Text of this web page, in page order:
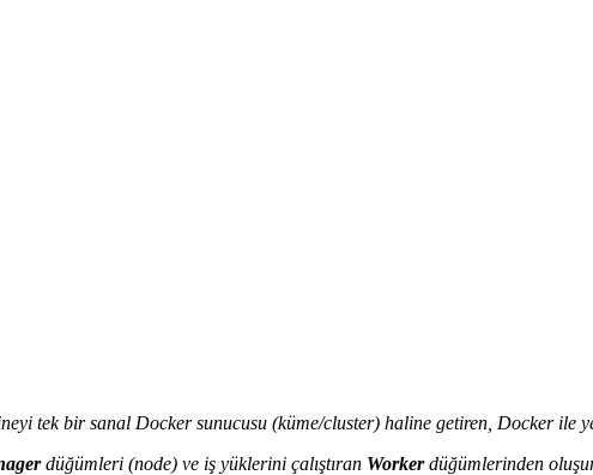
tek bir sanal Docker sunucusu (küme/cluster) haline getiren, Docker ile
düğümleri (node) ve iş yüklerini çalıştıran Workerdüğümlerinden